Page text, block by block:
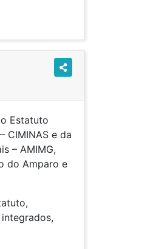
Estatuto
CIMINAS e da
– AMIMG,
do Amparo e